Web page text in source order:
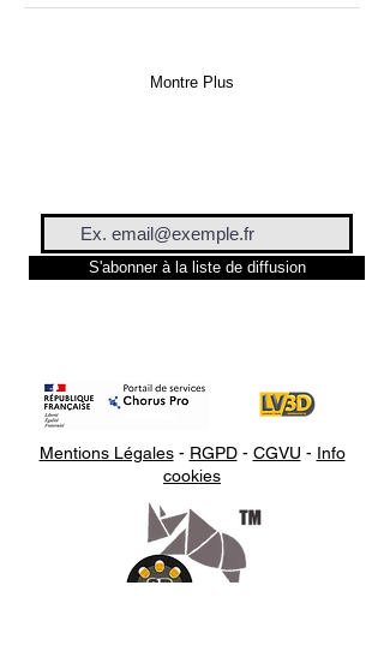
Montre Plus
S'abonner à la liste de diffusion
Mentions Légales- RGPD- CGVU - Info
cookies